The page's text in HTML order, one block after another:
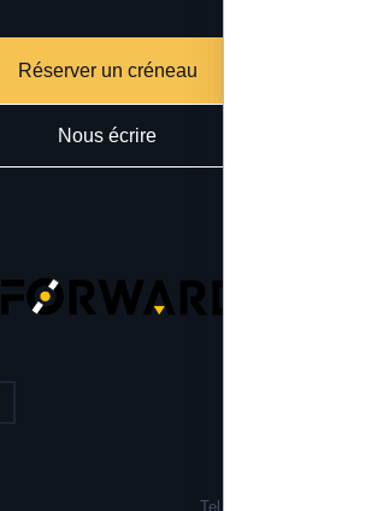
Réserver un créneau
Nous écrire
Tel: +33 6 99 02 72 50